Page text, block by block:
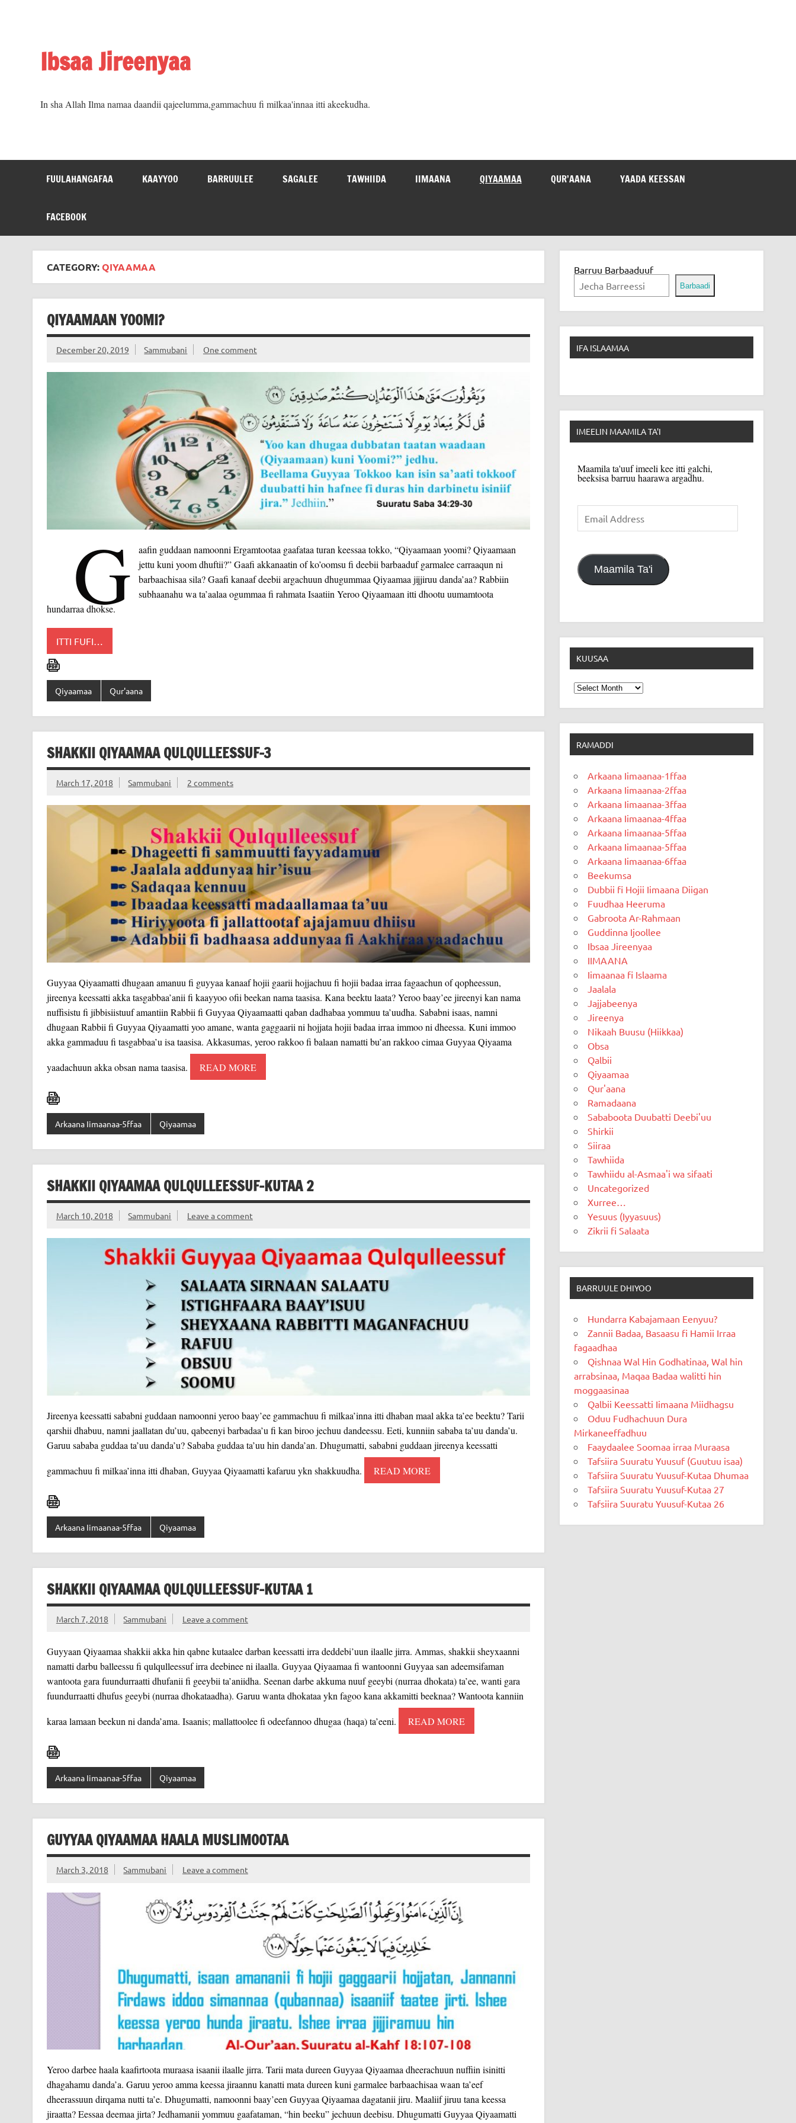
Ibsaa Jireenyaa
In sha Allah Ilma namaa daandii qajeelumma,gammachuu fi milkaa'innaa itti akeekudha.
FUULAHANGAFAA KAAYYOO BARRUULEE SAGALEE TAWHIIDA IIMAANA QIYAAMAA QUR’AANA YAADA KEESSAN
FACEBOOK
CATEGORY:QIYAAMAA
QIYAAMAAN YOOMI?
December 20, 2019 Sammubani One comment
G
aafin guddaan namoonni Ergamtootaa gaafataa turan keessaa tokko, “Qiyaamaan yoomi? Qiyaamaan
jettu kuni yoom dhuftii?” Gaafi akkanaatin of ko’oomsu fi deebii barbaaduf garmalee carraaqun ni
barbaachisaa sila? Gaafi kanaaf deebii argachuun dhugummaa Qiyaamaa jijjiruu danda’aa? Rabbiin
subhaanahu wa ta’aalaa ogummaa fi rahmata Isaatiin Yeroo Qiyaamaan itti dhootu uumamtoota
hundarraa dhokse.
ITTI FUFI…
Qiyaamaa Qur'aana
SHAKKII QIYAAMAA QULQULLEESSUF-3
March 17, 2018 Sammubani 2 comments
Guyyaa Qiyaamatti dhugaan amanuu fi guyyaa kanaaf hojii gaarii hojjachuu fi hojii badaa irraa fagaachun of qopheessun,
jireenya keessatti akka tasgabbaa’anii fi kaayyoo ofii beekan nama taasisa. Kana beektu laata? Yeroo baay’ee jireenyi kan nama
nuffisistu fi jibbisiistuuf amantiin Rabbii fi Guyyaa Qiyaamaatti qaban dadhabaa yommuu ta’uudha. Sababni isaas, namni
dhugaan Rabbii fi Guyyaa Qiyaamatti yoo amane, wanta gaggaarii ni hojjata hojii badaa irraa immoo ni dheessa. Kuni immoo
akka gammaduu fi tasgabbaa’u isa taasisa. Akkasumas, yeroo rakkoo fi balaan namatti bu’an rakkoo cimaa Guyyaa Qiyaama
yaadachuun akka obsan nama taasisa. READ MORE
Arkaana Iimaanaa-5ffaa Qiyaamaa
SHAKKII QIYAAMAA QULQULLEESSUF-KUTAA 2
March 10, 2018 Sammubani Leave a comment
Jireenya keessatti sababni guddaan namoonni yeroo baay’ee gammachuu fi milkaa’inna itti dhaban maal akka ta’ee beektu? Tarii
qarshii dhabuu, namni jaallatan du’uu, qabeenyi barbadaa’u fi kan biroo jechuu dandeessu. Eeti, kunniin sababa ta’uu danda’u.
Garuu sababa guddaa ta’uu danda’u? Sababa guddaa ta’uu hin danda’an. Dhugumatti, sababni guddaan jireenya keessatti
gammachuu fi milkaa’inna itti dhaban, Guyyaa Qiyaamatti kafaruu ykn shakkuudha. READ MORE
Arkaana Iimaanaa-5ffaa Qiyaamaa
SHAKKII QIYAAMAA QULQULLEESSUF-KUTAA 1
March 7, 2018 Sammubani Leave a comment
Guyyaan Qiyaamaa shakkii akka hin qabne kutaalee darban keessatti irra deddebi’uun ilaalle jirra. Ammas, shakkii sheyxaanni
namatti darbu balleessu fi qulqulleessuf irra deebinee ni ilaalla. Guyyaa Qiyaamaa fi wantoonni Guyyaa san adeemsifaman
wantoota gara fuundurraatti dhufanii fi geeybii ta’aniidha. Seenan darbe akkuma nuuf geeybi (nurraa dhokata) ta’ee, wanti gara
fuundurraatti dhufus geeybi (nurraa dhokataadha). Garuu wanta dhokataa ykn fagoo kana akkamitti beeknaa? Wantoota kanniin
karaa lamaan beekun ni danda’ama. Isaanis; mallattoolee fi odeefannoo dhugaa (haqa) ta’eeni. READ MORE
Arkaana Iimaanaa-5ffaa Qiyaamaa
GUYYAA QIYAAMAA HAALA MUSLIMOOTAA
March 3, 2018 Sammubani Leave a comment
Yeroo darbee haala kaafirtoota muraasa isaanii ilaalle jirra. Tarii mata dureen Guyyaa Qiyaamaa dheerachuun nuffiin isinitti
dhagahamu danda’a. Garuu yeroo amma keessa jiraannu kanatti mata dureen kuni garmalee barbaachisaa waan ta’eef
dheerassuun dirqama nutti ta’e. Dhugumatti, namoonni baay’een Guyyaa Qiyaamaa dagatanii jiru. Maaliif jiruu tana keessa
jiraatta? Eessaa deemaa jirta? Jedhamanii yommuu gaafataman, “hin beeku” jechuun deebisu. Dhugumatti Guyyaa Qiyaamatti
Barruu Barbaaduuf
Barbaadi
IFA ISLAAMAA
IMEELIN MAAMILA TA'I
Maamila ta'uuf imeeli kee itti galchi,
beeksisa barruu haarawa argadhu.
Email
Address
Maamila Ta'i
KUUSAA
Kuusaa
RAMADDI
Arkaana Iimaanaa-1ffaa
Arkaana Iimaanaa-2ffaa
Arkaana Iimaanaa-3ffaa
Arkaana Iimaanaa-4ffaa
Arkaana Iimaanaa-5ffaa
Arkaana Iimaanaa-5ffaa
Arkaana Iimaanaa-6ffaa
Beekumsa
Dubbii fi Hojii Iimaana Diigan
Fuudhaa Heeruma
Gabroota Ar-Rahmaan
Guddinna Ijoollee
Ibsaa Jireenyaa
IIMAANA
Iimaanaa fi Islaama
Jaalala
Jajjabeenya
Jireenya
Nikaah Buusu (Hiikkaa)
Obsa
Qalbii
Qiyaamaa
Qur'aana
Ramadaana
Sababoota Duubatti Deebi'uu
Shirkii
Siiraa
Tawhiida
Tawhiidu al-Asmaa'i wa sifaati
Uncategorized
Xurree…
Yesuus (Iyyasuus)
Zikrii fi Salaata
BARRUULE DHIYOO
Hundarra Kabajamaan Eenyuu?
Zannii Badaa, Basaasu fi Hamii Irraa
fagaadhaa
Qishnaa Wal Hin Godhatinaa, Wal hin
arrabsinaa, Maqaa Badaa walitti hin
moggaasinaa
Qalbii Keessatti Iimaana Miidhagsu
Oduu Fudhachuun Dura
Mirkaneeffadhuu
Faaydaalee Soomaa irraa Muraasa
Tafsiira Suuratu Yuusuf (Guutuu isaa)
Tafsiira Suuratu Yuusuf-Kutaa Dhumaa
Tafsiira Suuratu Yuusuf-Kutaa 27
Tafsiira Suuratu Yuusuf-Kutaa 26